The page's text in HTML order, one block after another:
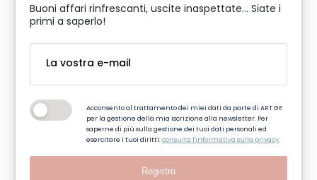
Buoni affari rinfrescanti, uscite inaspettate... Siate i
primi a saperlo!
Acconsento al trattamento dei miei dati da parte di ART GE
per la gestione della mia iscrizione alla newsletter. Per
saperne di più sulla gestione dei tuoi dati personali ed
esercitare i tuoi diritti:consulta l'informativa sulla privacy.
Registro